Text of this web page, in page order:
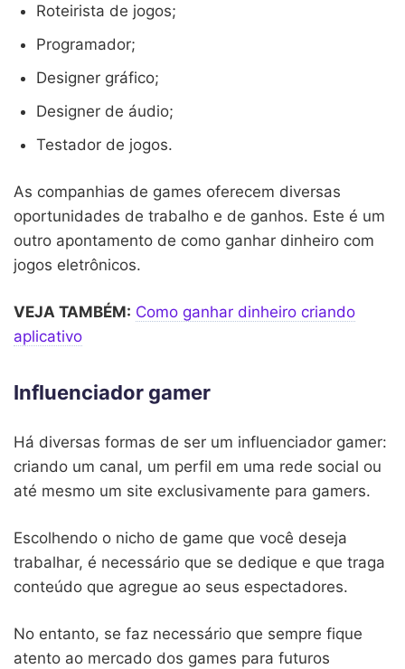
Roteirista de jogos;
Programador;
Designer gráfico;
Designer de áudio;
Testador de jogos.
As companhias de games oferecem diversas
oportunidades de trabalho e de ganhos. Este é um
outro apontamento de como ganhar dinheiro com
jogos eletrônicos.
VEJA TAMBÉM: Como ganhar dinheiro criando
aplicativo
Influenciador gamer
Há diversas formas de ser um influenciador gamer:
criando um canal, um perfil em uma rede social ou
até mesmo um site exclusivamente para gamers.
Escolhendo o nicho de game que você deseja
trabalhar, é necessário que se dedique e que traga
conteúdo que agregue ao seus espectadores.
No entanto, se faz necessário que sempre fique
atento ao mercado dos games para futuros